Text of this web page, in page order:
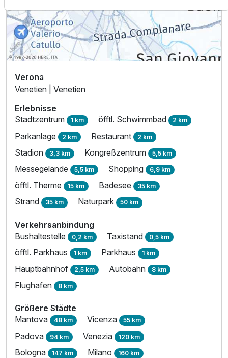
Verona
Venetien | Venetien
Erlebnisse
Stadtzentrum 1 km öfftl. Schwimmbad 2 km
Parkanlage 2 km Restaurant 2 km
Stadion 3,3 km Kongreßzentrum 5,5 km
Messegelände 5,5 km Shopping 6,9 km
öfftl. Therme 15 km Badesee 35 km
Strand 35 km Naturpark 50 km
Verkehrsanbindung
Bushaltestelle 0,2 km Taxistand 0,5 km
öfftl. Parkhaus 1 km Parkhaus 1 km
Hauptbahnhof 2,5 km Autobahn 8 km
Flughafen 8 km
Größere Städte
Mantova 48 km Vicenza 55 km
Padova 94 km Venezia 120 km
Bologna 147 km Milano 160 km